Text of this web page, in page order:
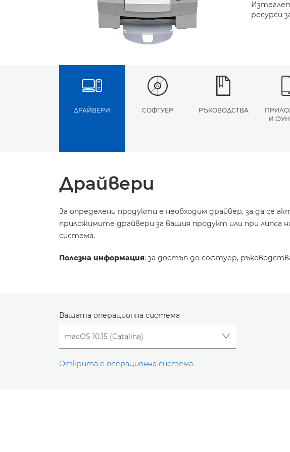
ресурси
ДРАЙВЕРИ СОФТУЕР РЪКОВОДСТВА
И
Драйвери
За определени продукти е необходим драйвер, за да се
приложимите драйвери за вашия продукт или при липса
система.
Полезна информация: за достъп до софтуер,
Вашата операционна система
Открита е операционна система